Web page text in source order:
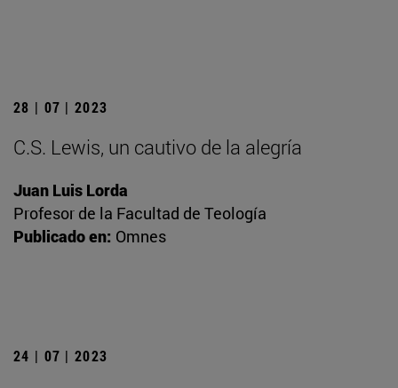
28 | 07 | 2023
C.S. Lewis, un cautivo de la alegría
Juan Luis Lorda
Profesor de la Facultad de Teología
Publicado en: Omnes
24 | 07 | 2023